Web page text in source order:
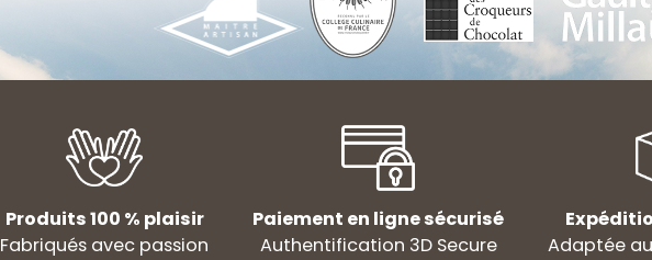
Produits 100 % plaisir Paiement en ligne sécurisé
Fabriqués avec passion
Authentification 3D Secure Adaptée